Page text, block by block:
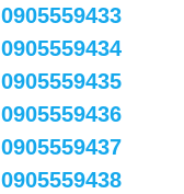
0905559433
0905559434
0905559435
0905559436
0905559437
0905559438